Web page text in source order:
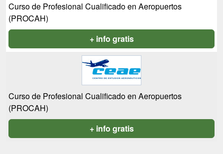
Curso de Profesional Cualificado en Aeropuertos
(PROCAH)
+ info gratis
Curso de Profesional Cualificado en Aeropuertos
(PROCAH)
+ info gratis